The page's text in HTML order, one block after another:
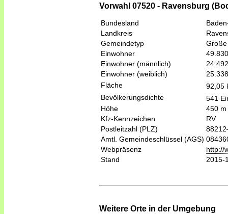
Vorwahl 07520 - Ravensburg
Bundesland
Landkreis
Gemeindetyp
Einwohner
49.830
Einwohner (männlich)
24.492
Einwohner (weiblich)
25.338
Fläche
92,05
Bevölkerungsdichte
541
Höhe
450 m
Kfz-Kennzeichen
RV
Postleitzahl (PLZ)
Amtl. Gemeindeschlüssel (AGS)
Webpräsenz
http://
Stand
2015-
Weitere Orte in der Umgebung